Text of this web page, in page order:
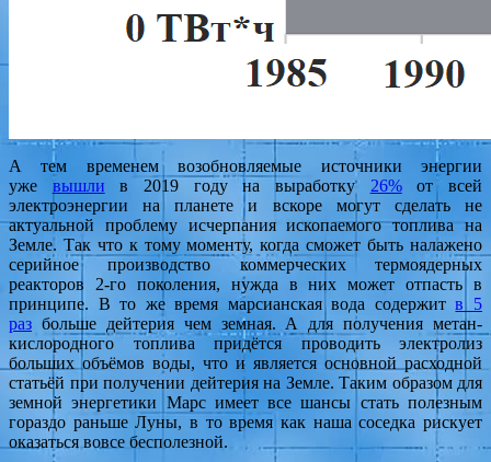
А тем временем возобновляемые источники энергии
уже вышли в 2019 году на выработку 26%от всей
электроэнергии на планете и вскоре могут сделать не
актуальной проблему исчерпания ископаемого топлива на
Земле. Так что к тому моменту, когда сможет быть налажено
серийное производство коммерческих термоядерных
реакторов 2-го поколения, нужда в них может отпасть в
принципе. В то же время марсианская вода содержитв 5
раз больше дейтерия чем земная. А для получения метан-
кислородного топлива придётся проводить электролиз
больших объёмов воды, что и является основной расходной
статьёй при получении дейтерия на Земле. Таким образом для
земной энергетики Марс имеет все шансы стать полезным
гораздо раньше Луны, в то время как наша соседка рискует
оказаться вовсе бесполезной.